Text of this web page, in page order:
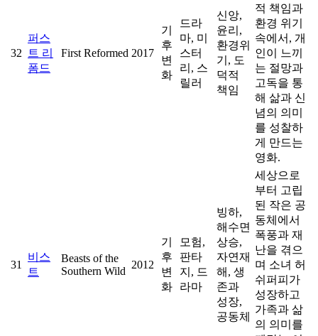
32
퍼스
트 리
폼드
First Reformed 2017
기
후
변
화
드라
마, 미
스터
리, 스
릴러
신앙,
윤리,
환경위
기, 도
덕적
책임
적 책임과
환경 위기
속에서, 개
인이 느끼
는 절망과
고독을 통
해 삶과 신
념의 의미
를 성찰하
게 만드는
영화.
31
비스
트
Beasts of the
Southern Wild
2012
기
후
변
화
모험,
판타
지, 드
라마
빙하,
해수면
상승,
자연재
해, 생
존과
성장,
공동체
세상으로
부터 고립
된 작은 공
동체에서
폭풍과 재
난을 겪으
며 소녀 허
쉬퍼피가
성장하고
가족과 삶
의 의미를